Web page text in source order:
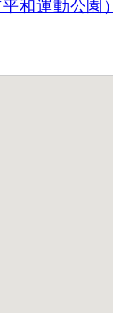
和運動公園）